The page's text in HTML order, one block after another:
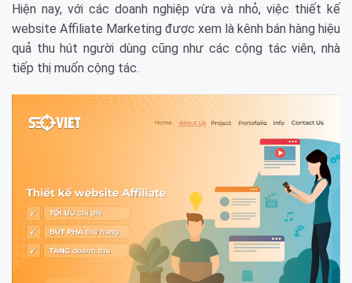
Hiện nay, với các doanh nghiệp vừa và nhỏ, việc thiết kế
website Affiliate Marketing được xem là kênh bán hàng hiệu
quả thu hút người dùng cũng như các cộng tác viên, nhà
tiếp thị muốn cộng tác.